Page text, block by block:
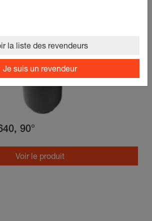
90°
Voir le produit
la liste des revendeurs
Je suis un revendeur